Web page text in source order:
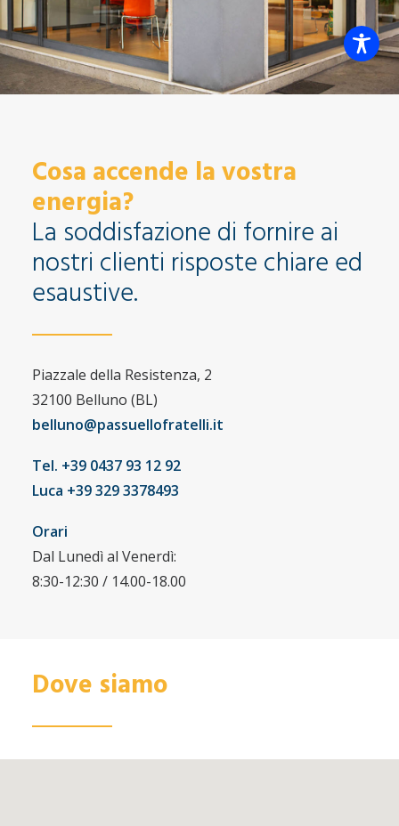
Cosa accende la vostra
energia?
La soddisfazione di fornire ai
nostri clienti risposte chiare ed
esaustive.
Piazzale della Resistenza, 2
32100 Belluno (BL)
belluno@passuellofratelli.it
Tel. +39 0437 93 12 92
Luca +39 329 3378493
Orari
Dal Lunedì al Venerdì:
8:30-12:30 / 14.00-18.00
Dove siamo